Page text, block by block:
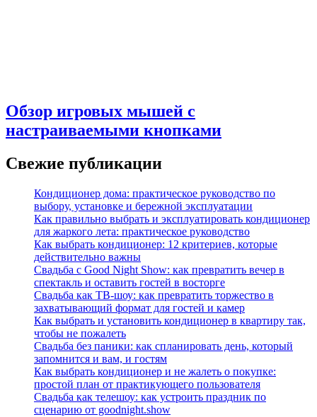
Обзор игровых мышей с
настраиваемыми кнопками
Свежие публикации
Кондиционер дома: практическое руководство по
выбору, установке и бережной эксплуатации
Как правильно выбрать и эксплуатировать кондиционер
для жаркого лета: практическое руководство
Как выбрать кондиционер: 12 критериев, которые
действительно важны
Свадьба с Good Night Show: как превратить вечер в
спектакль и оставить гостей в восторге
Свадьба как ТВ‑шоу: как превратить торжество в
захватывающий формат для гостей и камер
Как выбрать и установить кондиционер в квартиру так,
чтобы не пожалеть
Свадьба без паники: как спланировать день, который
запомнится и вам, и гостям
Как выбрать кондиционер и не жалеть о покупке:
простой план от практикующего пользователя
Свадьба как телешоу: как устроить праздник по
сценарию от goodnight.show